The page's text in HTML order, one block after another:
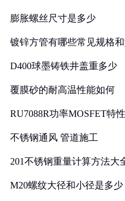
膨胀螺丝尺寸是多少
镀锌方管有哪些常见规格
D400球墨铸铁井盖重多少
覆膜砂的耐高温性能如何
RU7088R功率MOSFET特
不锈钢通风 管道施工
201不锈钢重量计算方法大
M20螺纹大径和小径是多少